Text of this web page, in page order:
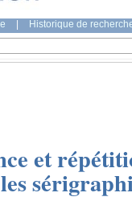
Historique de
et